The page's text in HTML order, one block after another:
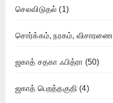
செலவிடுதல் (1)
சொர்க்கம், நரகம், விசாரணை
ஜகாத் சதகா ஃபித்ரா (50)
ஜகாத் பெறத்தகுதி (4)